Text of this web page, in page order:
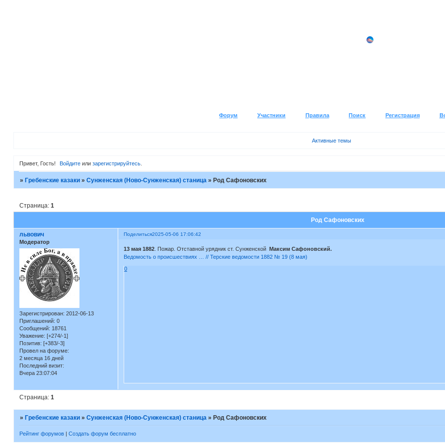
Форум Участники Правила Поиск Регистрация
Активные темы
Привет, Гость! Войдите илизарегистрируйтесь
» Гребенские казаки » Сунженская (Ново-Сунженская) станица » Род Сафоновских
Род Сафоновских
Страница: 1
Поделиться2025-05-06 17:06:42
львович
Модератор
Зарегистрирован: 2012-06-13
Приглашений: 0
Сообщений: 18761
Уважение: [+274/-1]
Позитив: [+383/-3]
Провел на форуме:
2 месяца 16 дней
Последний визит:
Вчера 23:07:04
13 мая 1882. Пожар. Отставной урядник ст. Сунженской Максим Сафоновский.
Ведомость о происшествиях … // Терские ведомости 1882 № 19 (8 мая)
0
Страница: 1
» Гребенские казаки » Сунженская (Ново-Сунженская) станица » Род Сафоновских
Рейтинг форумов| Создать форум бесплатно